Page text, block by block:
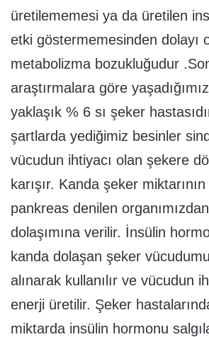
üretilememesi ya da üretilen
etki göstermemesinden dolayı
metabolizma bozukluğudur
araştırmalara göre
yaklaşık % 6 sı şeker
şartlarda yediğimiz besinler
vücudun ihtiyacı olan şekere
karışır. Kanda şeker
pankreas denilen
dolaşımına verilir. İnsülin
kanda dolaşan şeker
alınarak kullanılır ve vücudun
enerji üretilir. Şeker
miktarda insülin hormonu